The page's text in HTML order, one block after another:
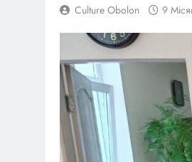
Culture Obolon 9